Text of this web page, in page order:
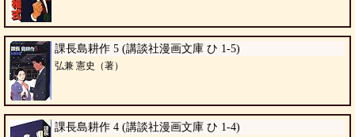
課長島耕作 5 (講談社漫画文庫 ひ 1-5)
弘兼 憲史（著）
課長島耕作 4 (講談社漫画文庫 ひ 1-4)